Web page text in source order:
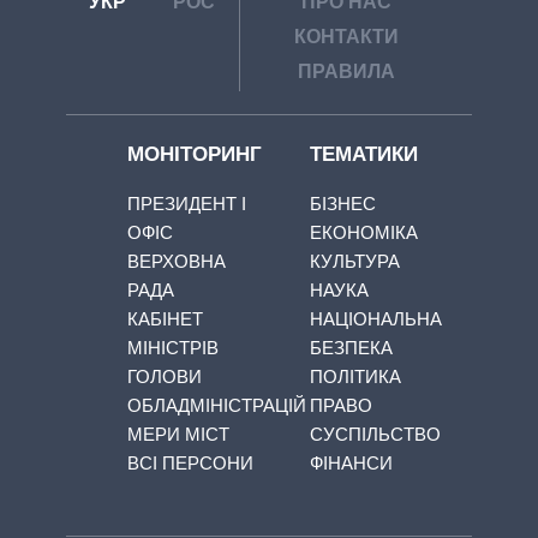
КОНТАКТИ
ПРАВИЛА
МОНІТОРИНГ
ПРЕЗИДЕНТ І
ОФІС
ВЕРХОВНА
РАДА
КАБІНЕТ
МІНІСТРІВ
ГОЛОВИ
ОБЛАДМІНІСТРАЦІЙ
МЕРИ МІСТ
ВСІ ПЕРСОНИ
ТЕМАТИКИ
БІЗНЕС
ЕКОНОМІКА
КУЛЬТУРА
НАУКА
НАЦІОНАЛЬНА
БЕЗПЕКА
ПОЛІТИКА
ПРАВО
СУСПІЛЬСТВО
ФІНАНСИ